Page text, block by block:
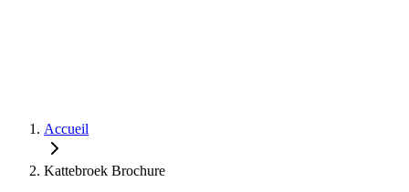
Accueil
Kattebroek Brochure